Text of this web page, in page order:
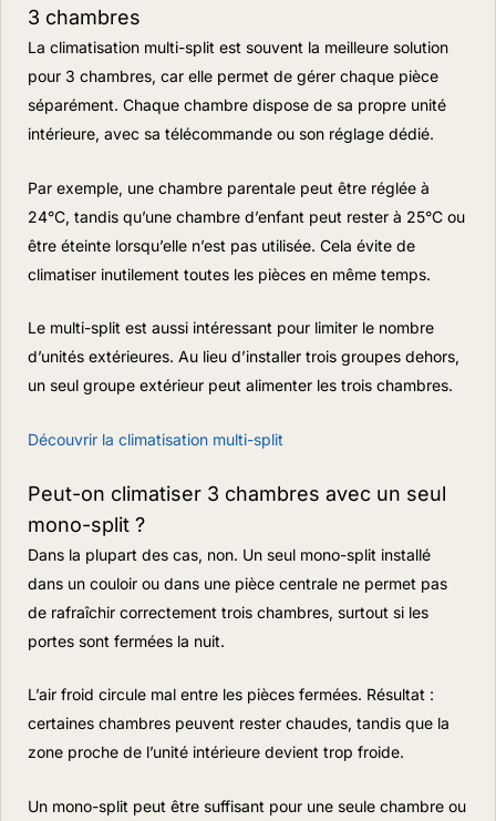
3 chambres
La climatisation multi-split est souvent la meilleure solution
pour 3 chambres, car elle permet de gérer chaque pièce
séparément. Chaque chambre dispose de sa propre unité
intérieure, avec sa télécommande ou son réglage dédié.
Par exemple, une chambre parentale peut être réglée à
24°C, tandis qu’une chambre d’enfant peut rester à 25°C ou
être éteinte lorsqu’elle n’est pas utilisée. Cela évite de
climatiser inutilement toutes les pièces en même temps.
Le multi-split est aussi intéressant pour limiter le nombre
d’unités extérieures. Au lieu d’installer trois groupes dehors,
un seul groupe extérieur peut alimenter les trois chambres.
Découvrir la climatisation multi-split
Peut-on climatiser 3 chambres avec un seul
mono-split ?
Dans la plupart des cas, non. Un seul mono-split installé
dans un couloir ou dans une pièce centrale ne permet pas
de rafraîchir correctement trois chambres, surtout si les
portes sont fermées la nuit.
L’air froid circule mal entre les pièces fermées. Résultat :
certaines chambres peuvent rester chaudes, tandis que la
zone proche de l’unité intérieure devient trop froide.
Un mono-split peut être suffisant pour une seule chambre ou